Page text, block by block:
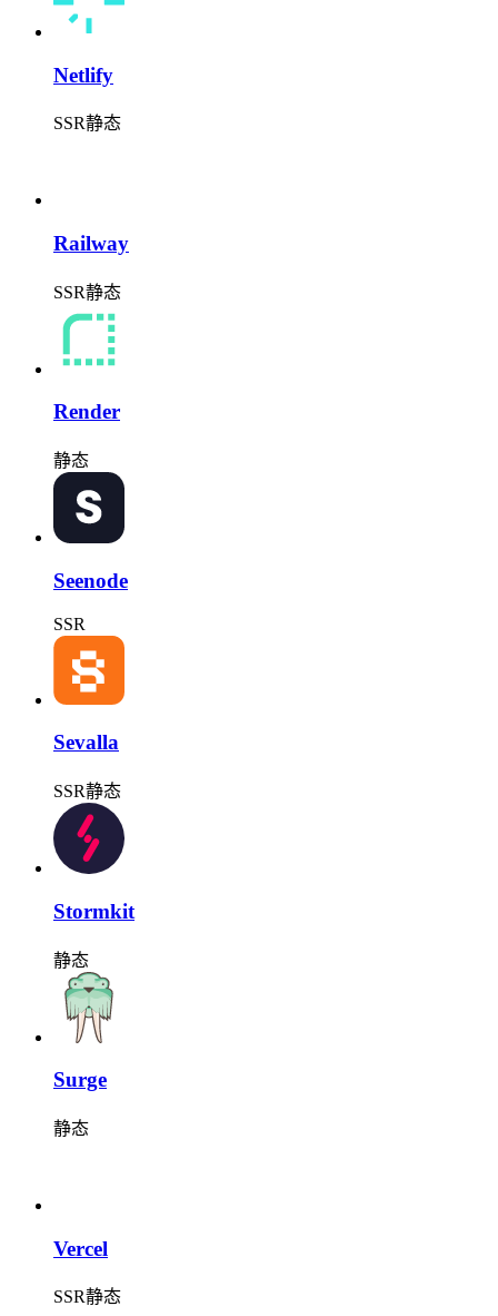
Netlify
SSR静态
Railway
SSR静态
Render
静态
Seenode
SSR
Sevalla
SSR静态
Stormkit
静态
Surge
静态
Vercel
SSR静态